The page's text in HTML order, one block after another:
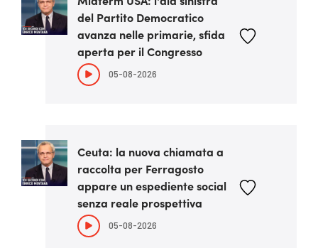
del Partito Democratico
avanza nelle primarie, sfida
aperta per il Congresso
05-08-2026
Ceuta: la nuova chiamata a
raccolta per Ferragosto
appare un espediente social
senza reale prospettiva
05-08-2026